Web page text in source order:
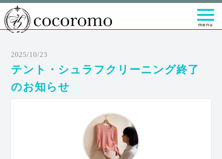
t
o
g
t
2025/10/23
テント・シュラフクリーニング終了
のお知らせ